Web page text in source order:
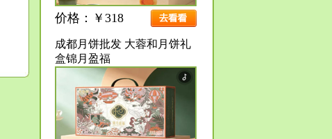
价格：￥318
成都月饼批发 大蓉和月饼礼
盒锦月盈福